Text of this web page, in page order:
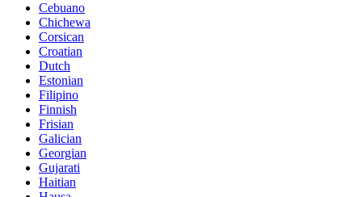
Cebuano
Chichewa
Corsican
Croatian
Dutch
Estonian
Filipino
Finnish
Frisian
Galician
Georgian
Gujarati
Haitian